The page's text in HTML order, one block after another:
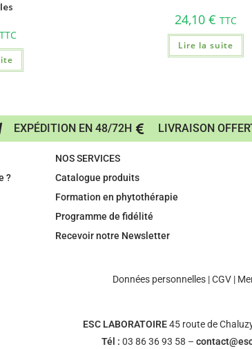
TTC
24,10 € TTC
Lire la suite
EXPÉDITION EN 48/72H LIVRAISON
?
NOS SERVICES
Catalogue produits
Formation en phytothérapie
Programme de fidélité
Recevoir notre Newsletter
Données personnelles|CGV|
ESC LABORATOIRE45 route de
Tél : 03 86 36 93 58 –